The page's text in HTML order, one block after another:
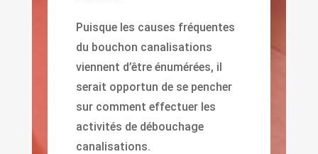
Puisque les causes fréquentes
du bouchon canalisations
viennent d’être énumérées, il
serait opportun de se pencher
sur comment effectuer les
activités de débouchage
canalisations.